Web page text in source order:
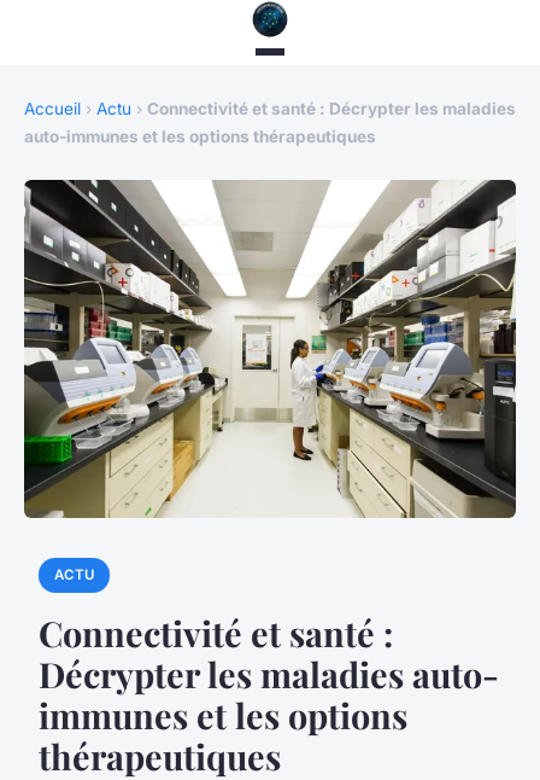
Accueil › Actu › Connectivité et santé : Décrypter les maladies
auto-immunes et les options thérapeutiques
ACTU
Connectivité et santé :
Décrypter les maladies auto-
immunes et les options
thérapeutiques